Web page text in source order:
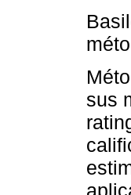
sus